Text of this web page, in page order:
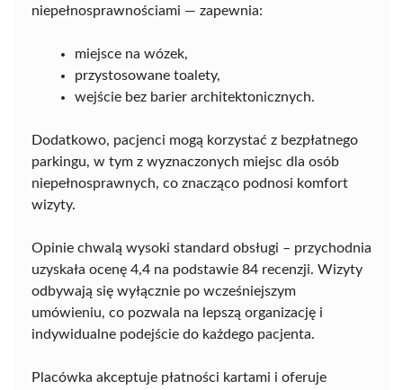
niepełnosprawnościami — zapewnia:
miejsce na wózek,
przystosowane toalety,
wejście bez barier architektonicznych.
Dodatkowo, pacjenci mogą korzystać z bezpłatnego
parkingu, w tym z wyznaczonych miejsc dla osób
niepełnosprawnych, co znacząco podnosi komfort
wizyty.
Opinie chwalą wysoki standard obsługi – przychodnia
uzyskała ocenę 4,4 na podstawie 84 recenzji. Wizyty
odbywają się wyłącznie po wcześniejszym
umówieniu, co pozwala na lepszą organizację i
indywidualne podejście do każdego pacjenta.
Placówka akceptuje płatności kartami i oferuje